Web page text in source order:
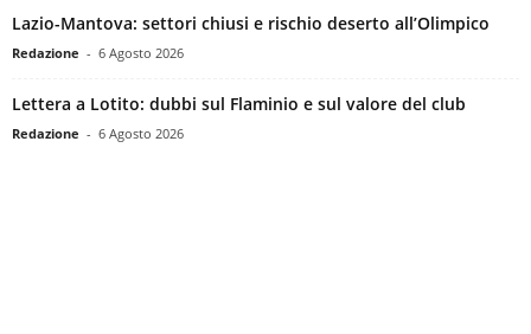
Lazio-Mantova: settori chiusi e rischio deserto all’Olimpico
Redazione - 6 Agosto 2026
Lettera a Lotito: dubbi sul Flaminio e sul valore del club
Redazione - 6 Agosto 2026